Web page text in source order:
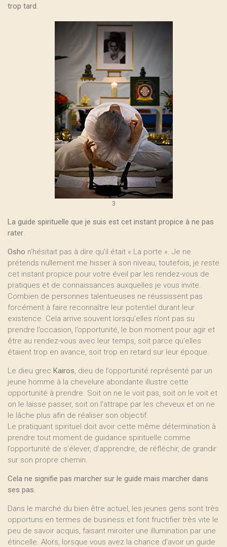
trop tard.
3
La guide spirituelle que je suis est cet instant propice à ne pas
rater.
Osho n’hésitait pas à dire qu’il était « La porte ». Je ne
prétends nullement me hisser à son niveau, toutefois, je reste
cet instant propice pour votre éveil par les rendez-vous de
pratiques et de connaissances auxquelles je vous invite.
Combien de personnes talentueuses ne réussissent pas
forcément à faire reconnaître leur potentiel durant leur
existence. Cela arrive souvent lorsqu’elles n’ont pas su
prendre l’occasion, l’opportunité, le bon moment pour agir et
être au rendez-vous avec leur temps, soit parce qu‘elles
étaient trop en avance, soit trop en retard sur leur époque.
Le dieu grec Kairos, dieu de l’opportunité représenté par un
jeune homme à la chevelure abondante illustre cette
opportunité à prendre. Soit on ne le voit pas, soit on le voit et
on le laisse passer, soit on l’attrape par les cheveux et on ne
le lâche plus afin de réaliser son objectif.
Le pratiquant spirituel doit avoir cette même détermination à
prendre tout moment de guidance spirituelle comme
l’opportunité de s’élever, d’apprendre, de réfléchir, de grandir
sur son propre chemin.
Cela ne signifie pas marcher sur le guide mais marcher dans
ses pas.
Dans le marché du bien être actuel, les jeunes gens sont très
opportuns en termes de business et font fructifier très vite le
peu de savoir acquis, faisant miroiter une illumination par une
étincelle. Alors, lorsque vous avez la chance d’avoir un guide